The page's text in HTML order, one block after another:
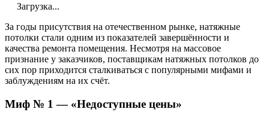
Загрузка...
За годы присутствия на отечественном рынке, натяжные
потолки стали одним из показателей завершённости и
качества ремонта помещения. Несмотря на массовое
признание у заказчиков, поставщикам натяжных потолков до
сих пор приходится сталкиваться с популярными мифами и
заблуждениям на их счёт.
Миф № 1 — «Недоступные цены»